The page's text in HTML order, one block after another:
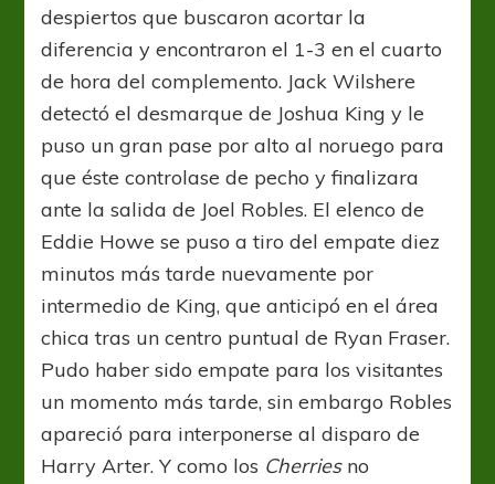
despiertos que buscaron acortar la
diferencia y encontraron el 1-3 en el cuarto
de hora del complemento. Jack Wilshere
detectó el desmarque de Joshua King y le
puso un gran pase por alto al noruego para
que éste controlase de pecho y finalizara
ante la salida de Joel Robles. El elenco de
Eddie Howe se puso a tiro del empate diez
minutos más tarde nuevamente por
intermedio de King, que anticipó en el área
chica tras un centro puntual de Ryan Fraser.
Pudo haber sido empate para los visitantes
un momento más tarde, sin embargo Robles
apareció para interponerse al disparo de
Harry Arter. Y como los Cherries no